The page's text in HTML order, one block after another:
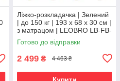
Ліжко-розкладачка | Зелений
| до 150 кг | 193 х 68 х 30 см |
з матрацом | LEOBRO LB-FB-
S1-GRN | для дому, дачі та
кемпінгу
Готово до відправки
2 499 ₴ 4 463 ₴